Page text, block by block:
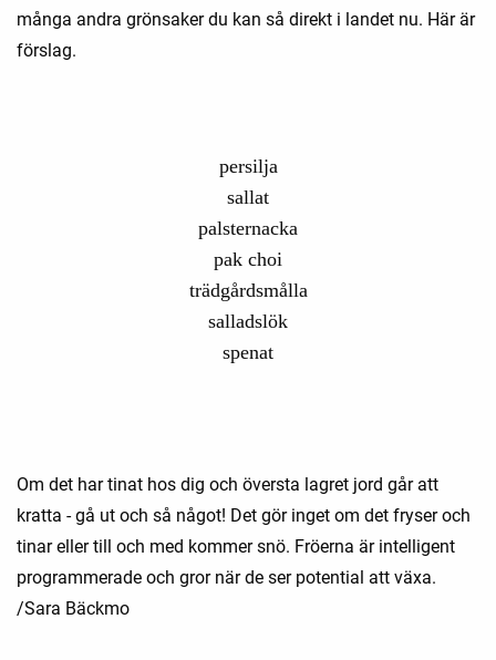
många andra grönsaker du kan så direkt i landet nu. Här är
förslag.
persilja
sallat
palsternacka
pak choi
trädgårdsmålla
salladslök
spenat
Om det har tinat hos dig och översta lagret jord går att
kratta - gå ut och så något! Det gör inget om det fryser och
tinar eller till och med kommer snö. Fröerna är intelligent
programmerade och gror när de ser potential att växa.
/Sara Bäckmo